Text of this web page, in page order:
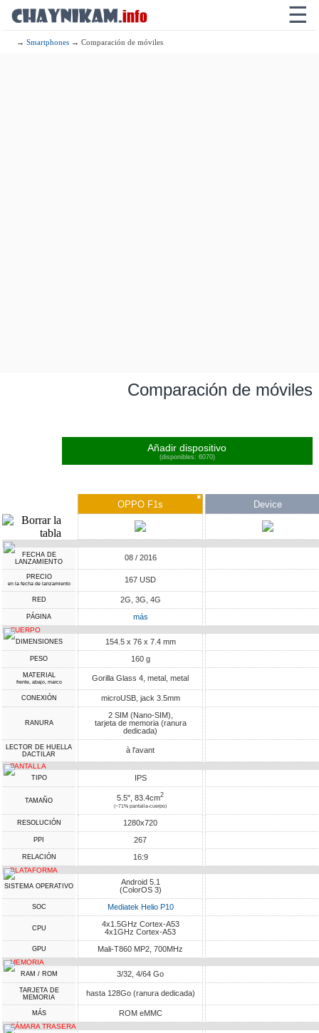
☰
→Smartphones → Comparación de móviles
Comparación de móviles
Añadir dispositivo
(disponibles: 6070)
✖
OPPO F1s Device
FECHA DE
LANZAMIENTO
08 / 2016
PRECIO
en la fecha de lanzamiento 167 USD
RED 2G, 3G, 4G
PÁGINA más
CUERPO
DIMENSIONES 154.5 x 76 x 7.4 mm
PESO 160 g
MATERIAL
frente, abajo, marco Gorilla Glass 4, metal, metal
CONEXIÓN microUSB, jack 3.5mm
RANURA
2 SIM (Nano-SIM),
tarjeta de memoria (ranura
dedicada)
LECTOR DE HUELLA
DACTILAR
à l'avant
PANTALLA
TIPO IPS
TAMAÑO 5.5", 83.4cm2
(~71% pantalla-cuerpo)
RESOLUCIÓN 1280x720
PPI 267
RELACIÓN 16:9
PLATAFORMA
SISTEMA OPERATIVO
Android 5.1
(ColorOS 3)
SOC Mediatek Helio P10
CPU
4x1.5GHz Cortex-A53
4x1GHz Cortex-A53
GPU Mali-T860 MP2, 700MHz
MEMORIA
RAM / ROM 3/32, 4/64 Go
TARJETA DE
MEMORIA
hasta 128Go (ranura dedicada)
MÁS ROM eMMC
CÁMARA TRASERA